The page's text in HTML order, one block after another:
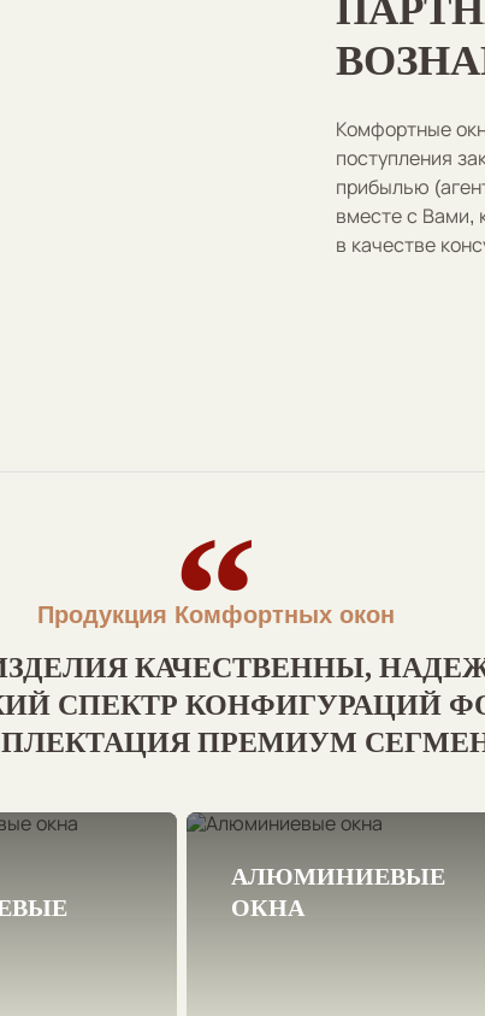
Комфортные
поступления
прибылью
вместе с Вами,
в качестве
Продукция Комфортных окон
КАЧЕСТВЕННЫ,
СПЕКТР КОНФИГУРАЦИЙ
ПРЕМИУМ
АЛЮМИНИЕВЫЕ
ОКНА